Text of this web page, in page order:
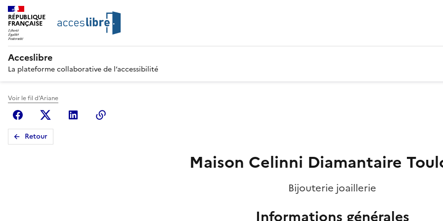
RÉPUBLIQUE
FRANÇAISE
Acceslibre
La plateforme collaborative de l’accessibilité
Voir le fil d'Ariane
FacebookX (anciennement Twitter)
Linkedin
Retour
Maison Celinni Diamantaire
Bijouterie joaillerie
Informations générales